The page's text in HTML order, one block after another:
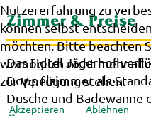
Zimmer & Preise
Das Hotel Jägerhof
Doppelzimmer als
Dusche und Badewanne
Nutzererfahrung zu
können selbst
möchten. Bitte beachten
womöglich nicht mehr
zur Verfügung stehen.
Akzeptieren Ablehnen